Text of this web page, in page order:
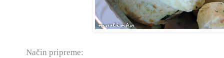
Način pripreme: